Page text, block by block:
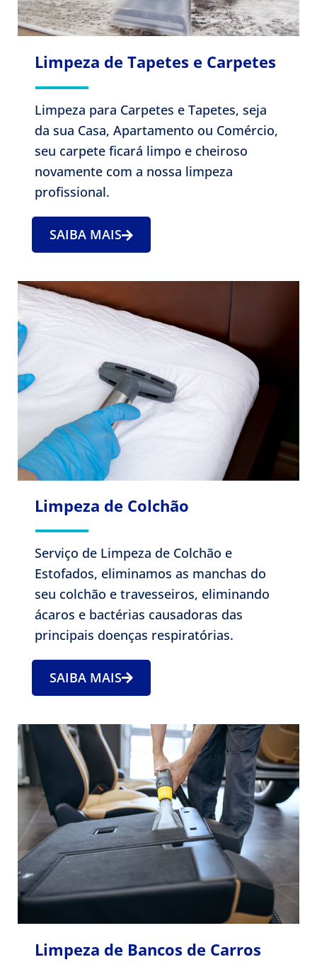
Limpeza de Tapetes e Carpetes
Limpeza para Carpetes e Tapetes, seja
da sua Casa, Apartamento ou Comércio,
seu carpete ficará limpo e cheiroso
novamente com a nossa limpeza
profissional.
SAIBA MAIS
Limpeza de Colchão
Serviço de Limpeza de Colchão e
Estofados, eliminamos as manchas do
seu colchão e travesseiros, eliminando
ácaros e bactérias causadoras das
principais doenças respiratórias.
SAIBA MAIS
Limpeza de Bancos de Carros